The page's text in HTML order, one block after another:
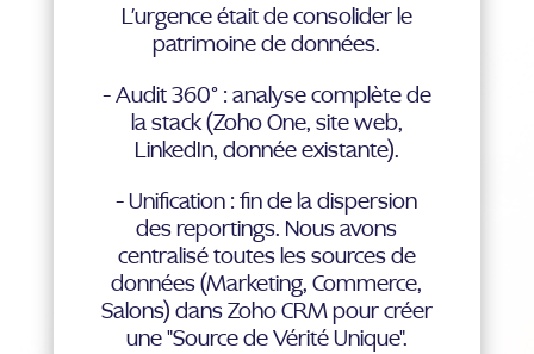
L'urgence était de consolider le
patrimoine de données.
- Audit 360° : analyse complète de
la stack (Zoho One, site web,
LinkedIn, donnée existante).
- Unification : fin de la dispersion
des reportings. Nous avons
centralisé toutes les sources de
données (Marketing, Commerce,
Salons) dans Zoho CRM pour créer
une "Source de Vérité Unique".